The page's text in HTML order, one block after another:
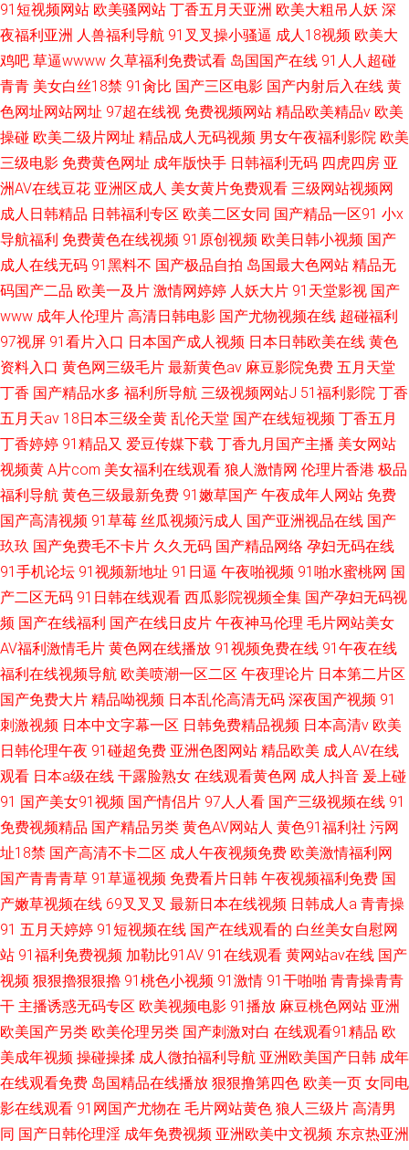
91短视频网站 欧美骚网站 丁香五月天亚洲 欧美大粗吊人妖 深
夜福利亚洲 人兽福利导航 91叉叉操小骚逼 成人18视频 欧美大
鸡吧 草逼wwww 久草福利免费试看 岛国国产在线 91人人超碰
青青 美女白丝18禁 91肏比 国产三区电影 国产内射后入在线 黄
色网址网站网址 97超在线视 免费视频网站 精品欧美精品v 欧美
操碰 欧美二级片网址 精品成人无码视频 男女午夜福利影院 欧美
三级电影 免费黄色网址 成年版快手 日韩福利无码 四虎四房 亚
洲AV在线豆花 亚洲区成人 美女黄片免费观看 三级网站视频网
成人日韩精品 日韩福利专区 欧美二区女同 国产精品一区91 小x
导航福利 免费黄色在线视频 91原创视频 欧美日韩小视频 国产
成人在线无码 91黑料不 国产极品自拍 岛国最大色网站 精品无
码国产二品 欧美一及片 激情网婷婷 人妖大片 91天堂影视 国产
www 成年人伦理片 高清日韩电影 国产尤物视频在线 超碰福利
97视屏 91看片入口 日本国产成人视频 日本日韩欧美在线 黄色
资料入口 黄色网三级毛片 最新黄色av 麻豆影院免费 五月天堂
丁香 国产精品水多 福利所导航 三级视频网站J 51福利影院 丁香
五月天av 18日本三级全黄 乱伦天堂 国产在线短视频 丁香五月
丁香婷婷 91精品又 爱豆传媒下载 丁香九月国产主播 美女网站
视频黄 A片com 美女福利在线观看 狼人激情网 伦理片香港 极品
福利导航 黄色三级最新免费 91嫩草国产 午夜成年人网站 免费
国产高清视频 91草莓 丝瓜视频污成人 国产亚洲视品在线 国产
玖玖 国产免费毛不卡片 久久无码 国产精品网络 孕妇无码在线
91手机论坛 91视频新地址 91日逼 午夜啪视频 91啪水蜜桃网 国
产二区无码 91日韩在线观看 西瓜影院视频全集 国产孕妇无码视
频 国产在线福利 国产在线日皮片 午夜神马伦理 毛片网站美女
AV福利激情毛片 黄色网在线播放 91视频免费在线 91午夜在线
福利在线视频导航 欧美喷潮一区二区 午夜理论片 日本第二片区
国产免费大片 精品呦视频 日本乱伦高清无码 深夜国产视频 91
刺激视频 日本中文字幕一区 日韩免费精品视频 日本高清v 欧美
日韩伦理午夜 91碰超免费 亚洲色图网站 精品欧美 成人AV在线
观看 日本a级在线 干露脸熟女 在线观看黄色网 成人抖音 爰上碰
91 国产美女91视频 国产情侣片 97人人看 国产三级视频在线 91
免费视频精品 国产精品另类 黄色AV网站人 黄色91福利社 污网
址18禁 国产高清不卡二区 成人午夜视频免费 欧美激情福利网
国产青青青草 91草逼视频 免费看片日韩 午夜视频福利免费 国
产嫩草视频在线 69叉叉叉 最新日本在线视频 日韩成人a 青青操
91 五月天婷婷 91短视频在线 国产在线观看的 白丝美女自慰网
站 91福利免费视频 加勒比91AV 91在线观看 黄网站av在线 国产
视频 狠狠擼狠狠擼 91桃色小视频 91激情 91干啪啪 青青操青青
干 主播诱惑无码专区 欧美视频电影 91播放 麻豆桃色网站 亚洲
欧美国产另类 欧美伦理另类 国产刺激对白 在线观看91精品 欧
美成年视频 操碰操揉 成人微拍福利导航 亚洲欧美国产日韩 成年
在线观看免费 岛国精品在线播放 狠狠撸第四色 欧美一页 女同电
影在线观看 91网国产尤物在 毛片网站黄色 狼人三级片 高清男
同 国产日韩伦理淫 成年免费视频 亚洲欧美中文视频 东京热亚洲